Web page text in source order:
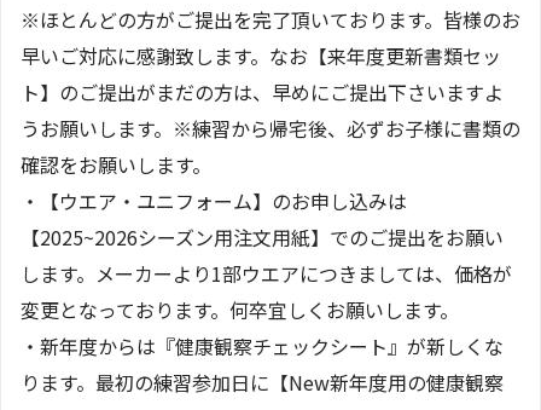
※ほとんどの方がご提出を完了頂いております。皆様のお
早いご対応に感謝致します。なお【来年度更新書類セッ
ト】のご提出がまだの方は、早めにご提出下さいますよ
うお願いします。※練習から帰宅後、必ずお子様に書類の
確認をお願いします。
・【ウエア・ユニフォーム】のお申し込みは
【2025~2026シーズン用注文用紙】でのご提出をお願い
します。メーカーより1部ウエアにつきましては、価格が
変更となっております。何卒宜しくお願いします。
・新年度からは『健康観察チェックシート』が新しくな
ります。最初の練習参加日に【New新年度用の健康観察